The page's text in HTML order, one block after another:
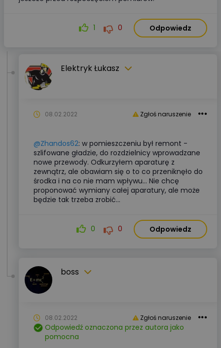
1 0 Odpowiedz
Elektryk Łukasz
Zgłoś naruszenie
08.02.2022
@Zhandos62: w pomieszczeniu był remont -
szlifowane gładzie, do rozdzielnicy wprowadzane
nowe przewody. Odkurzyłem aparaturę z
zewnątrz, ale obawiam się o to co przeniknęło do
środka i na co nie mam wpływu... Nie chcę
proponować wymiany całej aparatury, ale może
będzie tak trzeba zrobić...
0 0 Odpowiedz
boss
Zgłoś naruszenie
08.02.2022
Odpowiedź oznaczona przez autora jako
pomocna